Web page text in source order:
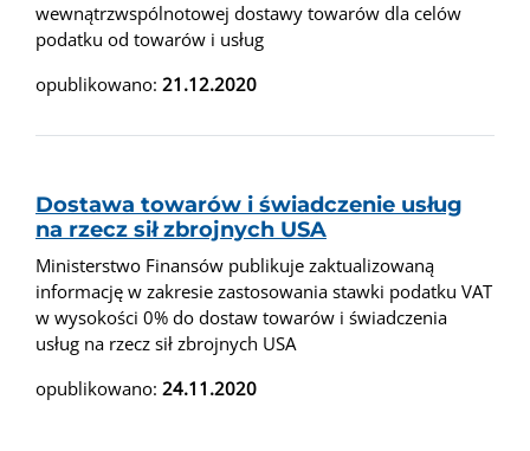
wewnątrzwspólnotowej dostawy towarów dla celów
podatku od towarów i usług
opublikowano: 21.12.2020
Dostawa towarów i świadczenie usług
na rzecz sił zbrojnych USA
Ministerstwo Finansów publikuje zaktualizowaną
informację w zakresie zastosowania stawki podatku VAT
w wysokości 0% do dostaw towarów i świadczenia
usług na rzecz sił zbrojnych USA
opublikowano: 24.11.2020